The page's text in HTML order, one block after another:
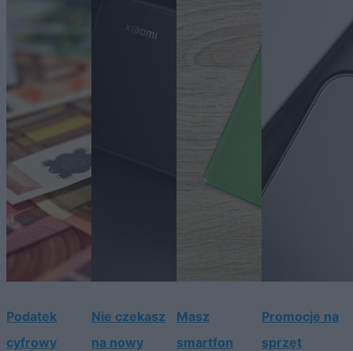
Podatek
cyfrowy
Nie czekasz
na nowy
Masz
smartfon
Promocje na
sprzęt